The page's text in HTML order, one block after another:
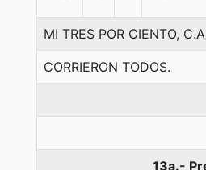
MI TRES POR CIENTO,
CORRIERON TODOS.
13a.-